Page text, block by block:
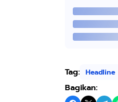
Tag: Headline
Bagikan:
Rp20.000
Hay Poetry
Promo
Keputihan
Kewanitaan
Hygiene